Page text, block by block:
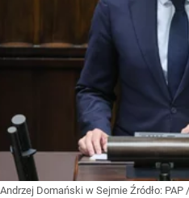
Andrzej Domański w Sejmie Źródło: PAP /